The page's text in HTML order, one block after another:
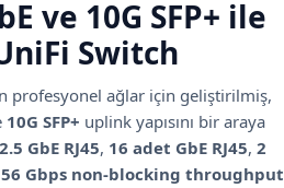
ve 10G SFP+ ile
Switch
profesyonel ağlar için geliştirilmiş,
10G SFP+ uplink yapısını bir araya
GbE RJ45, 16 adet GbE RJ45, 2
56 Gbps non-blocking throughput